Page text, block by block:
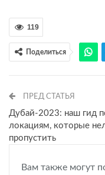
119
Поделиться
ПРЕД СТАТЬЯ
Дубай-2023: наш гид
локациям, которые
пропустить
Вам также могут